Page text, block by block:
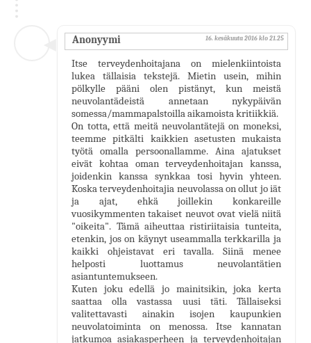
Anonyymi 16. kesäkuuta 2016 klo 21.25
Itse terveydenhoitajana on mielenkiintoista
lukea tällaisia tekstejä. Mietin usein, mihin
pölkylle pääni olen pistänyt, kun meistä
neuvolantädeistä annetaan nykypäivän
somessa/mammapalstoilla aikamoista kritiikkiä.
On totta, että meitä neuvolantätejä on moneksi,
teemme pitkälti kaikkien asetusten mukaista
työtä omalla persoonallamme. Aina ajatukset
eivät kohtaa oman terveydenhoitajan kanssa,
joidenkin kanssa synkkaa tosi hyvin yhteen.
Koska terveydenhoitajia neuvolassa on ollut jo iät
ja ajat, ehkä joillekin konkareille
vuosikymmenten takaiset neuvot ovat vielä niitä
"oikeita". Tämä aiheuttaa ristiriitaisia tunteita,
etenkin, jos on käynyt useammalla terkkarilla ja
kaikki ohjeistavat eri tavalla. Siinä menee
helposti luottamus neuvolantätien
asiantuntemukseen.
Kuten joku edellä jo mainitsikin, joka kerta
saattaa olla vastassa uusi täti. Tällaiseksi
valitettavasti ainakin isojen kaupunkien
neuvolatoiminta on menossa. Itse kannatan
jatkumoa asiakasperheen ja terveydenhoitajan